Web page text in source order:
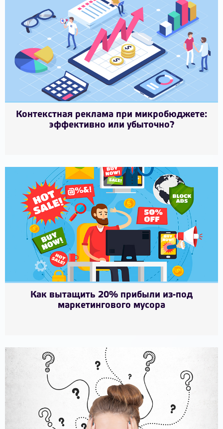
Контекстная реклама при микробюджете:
эффективно или убыточно?
Как вытащить 20% прибыли из-под
маркетингового мусора